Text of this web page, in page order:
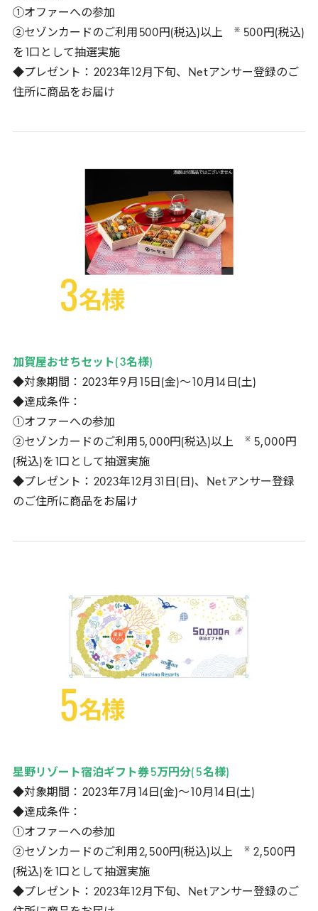
①オファーへの参加
②セゾンカードのご利用 500円(税込)以上 ※ 500円(税込)
を 1 口として抽選実施
◆プレゼント： 2023年12月下旬、 Netアンサー登録のご
住所に商品をお届け
加賀屋おせちセット(3名様)
◆対象期間： 2023年9月 15 日(金)～ 10月 14 日(土)
◆達成条件：
①オファーへの参加
②セゾンカードのご利用 5,000円(税込)以上※ 5,000円
(税込)を 1口として抽選実施
◆プレゼント： 2023年 12月 31 日(日)、 Net アンサー登録
のご住所に商品をお届け
星野リゾート宿泊ギフト券5万円分( 5名様)
◆対象期間： 2023年7月 14 日(金)～ 10月 14 日(土)
◆達成条件：
①オファーへの参加
②セゾンカードのご利用2, 500円(税込)以上※ 2,500円
(税込)を 1口として抽選実施
◆プレゼント： 2023年 12月下旬、 Net アンサー登録のご